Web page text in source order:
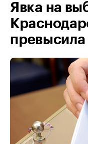
Явка на
превысила